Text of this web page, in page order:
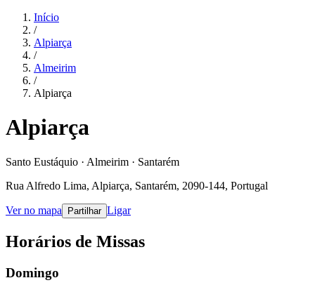
Início
/
Alpiarça
/
Almeirim
/
Alpiarça
Alpiarça
Santo Eustáquio · Almeirim · Santarém
Rua Alfredo Lima, Alpiarça, Santarém, 2090-144, Portugal
Ver no mapa Partilhar Ligar
Horários de Missas
Domingo